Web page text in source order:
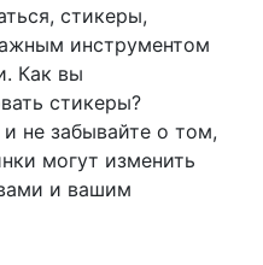
стикеры,
инструментом
Как вы
стикеры?
не забывайте о том,
могут изменить
и вашим